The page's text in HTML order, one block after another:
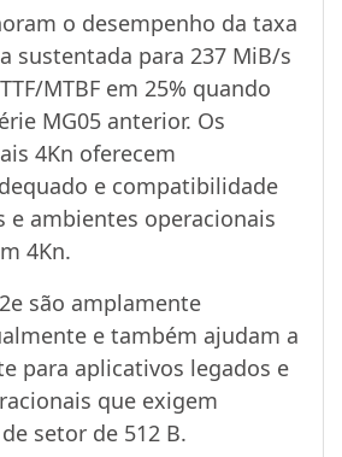
o desempenho da taxa
sustentada para 237 MiB/s
MTBF em 25% quando
MG05 anterior. Os
4Kn oferecem
e compatibilidade
e ambientes operacionais
4Kn.
são amplamente
e também ajudam a
para aplicativos legados e
que exigem
setor de 512 B.